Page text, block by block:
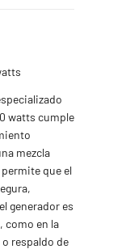
watts cumple
mezcla
que el
generador es
como en la
respaldo de